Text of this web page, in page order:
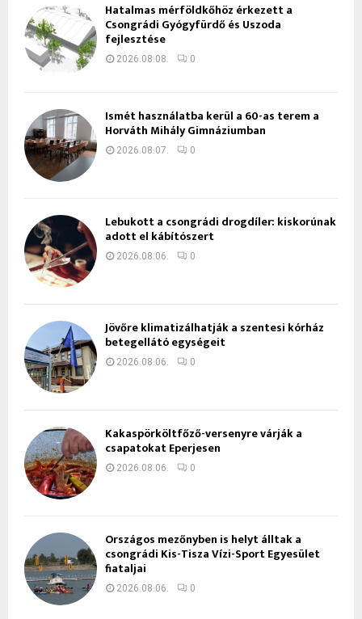
Hatalmas mérföldkőhöz érkezett a
Csongrádi Gyógyfürdő és Uszoda
fejlesztése
2026.08.08. 0
Ismét használatba kerül a 60-as terem a
Horváth Mihály Gimnáziumban
2026.08.07. 0
Lebukott a csongrádi drogdíler: kiskorúnak
adott el kábítószert
2026.08.06. 0
Jövőre klimatizálhatják a szentesi kórház
betegellátó egységeit
2026.08.06. 0
Kakaspörköltfőző-versenyre várják a
csapatokat Eperjesen
2026.08.06. 0
Országos mezőnyben is helyt álltak a
csongrádi Kis-Tisza Vízi-Sport Egyesület
fiataljai
2026.08.06. 0